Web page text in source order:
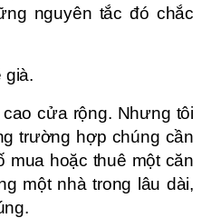
nguyên tắc đó chắc
già.
cửa rộng. Nhưng tôi
trường hợp chúng cần
mua hoặc thuê một căn
một nhà trong lâu dài,